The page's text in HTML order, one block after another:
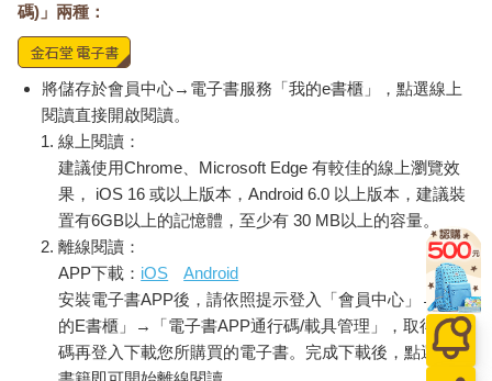
碼)」兩種：
將儲存於會員中心→電子書服務「我的e書櫃」，點選線上
閱讀直接開啟閱讀。
線上閱讀：
建議使用Chrome、Microsoft Edge 有較佳的線上瀏覽效
果， iOS 16 或以上版本，Android 6.0 以上版本，建議裝
置有6GB以上的記憶體，至少有 30 MB以上的容量。
離線閱讀：
APP下載： iOS
Android
安裝電子書APP後，請依照提示登入「會員中心」→「我
的E書櫃」→「電子書APP通行碼/載具管理」，取得通行
碼再登入下載您所購買的電子書。完成下載後，點選任一